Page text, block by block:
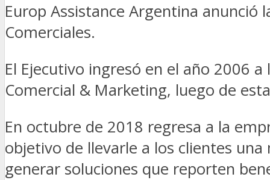
Europ Assistance Argentina anunció
Comerciales.
El Ejecutivo ingresó en el año 2006
Comercial & Marketing, luego de
En octubre de 2018 regresa a la
objetivo de llevarle a los clientes
generar soluciones que reporten